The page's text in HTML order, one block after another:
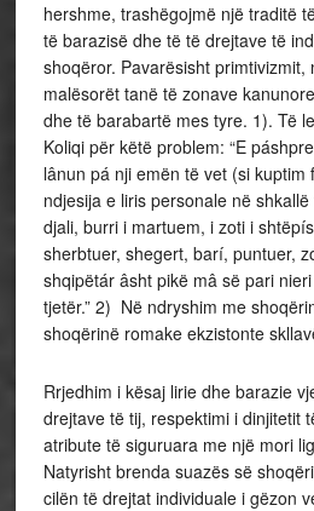
hershme, trashëgojmë një traditë
të barazisë dhe të të drejtave të
shoqëror. Pavarësisht primtivizmit,
malësorët tanë të zonave
dhe të barabartë mes tyre. 1). Të
Koliqi për këtë problem: “E
lânun pá nji emën të vet (si kuptim
ndjesija e liris personale në
djali, burri i martuem, i zoti i
sherbtuer, shegert, barí, puntuer,
shqipëtár âsht pikë mâ së pari
tjetër.” 2) Në ndryshim me
shoqërinë romake ekzistonte
Rrjedhim i kësaj lirie dhe barazie
drejtave të tij, respektimi i dinjitetit
atribute të siguruara me një mori
Natyrisht brenda suazës së
cilën të drejtat individuale i gëzon